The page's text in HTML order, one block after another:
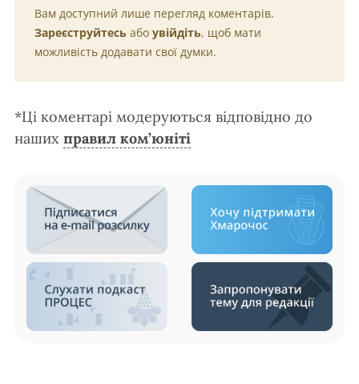
Вам доступний лише перегляд коментарів.
Зареєструйтесь або увійдіть, щоб мати
можливість додавати свої думки.
*Ці коментарі модеруються відповідно до
наших правил ком’юніті